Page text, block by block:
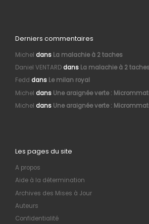
Derniers commentaires
Michel dans La malachie à 2 taches
Daniel VENTARDdans La malachie à 2
Fedd dans Le milan royal
Michel dans Une araignée verte :
Michel dans Une araignée verte :
Les pages du site
A propos
Aide à la détermination
Archives des Mises à Jour
Auteurs
Confidentialité